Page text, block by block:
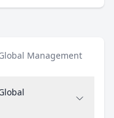
Management